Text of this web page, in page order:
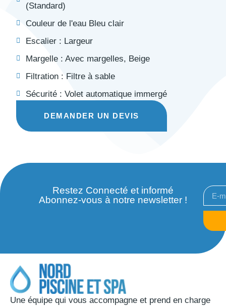
(Standard)
Couleur de l'eau Bleu clair
Escalier : Largeur
Margelle :Avec margelles, Beige
Filtration : Filtre à sable
Sécurité :Volet automatique immergé
DEMANDER UN DEVIS
Restez Connecté et informé
Abonnez-vous à notre newsletter !
Une équipe qui vous accompagne et prend en charge